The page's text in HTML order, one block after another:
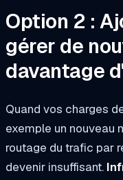
Option 2 :
gérer de
davantage
Quand vos charges
exemple un nouveau
routage du trafic par
devenir insuffisant.